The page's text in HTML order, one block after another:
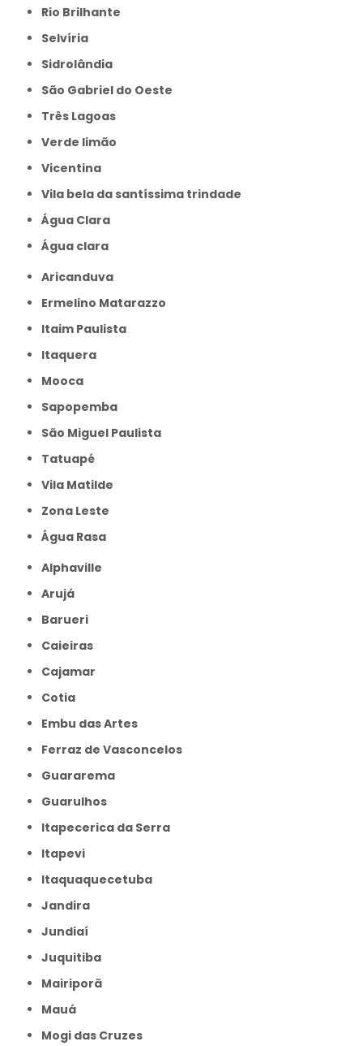
Rio Brilhante
Selvíria
Sidrolândia
São Gabriel do Oeste
Três Lagoas
Verde limão
Vicentina
Vila bela da santíssima trindade
Água Clara
Água clara
Aricanduva
Ermelino Matarazzo
Itaim Paulista
Itaquera
Mooca
Sapopemba
São Miguel Paulista
Tatuapé
Vila Matilde
Zona Leste
Água Rasa
Alphaville
Arujá
Barueri
Caieiras
Cajamar
Cotia
Embu das Artes
Ferraz de Vasconcelos
Guararema
Guarulhos
Itapecerica da Serra
Itapevi
Itaquaquecetuba
Jandira
Jundiaí
Juquitiba
Mairiporã
Mauá
Mogi das Cruzes